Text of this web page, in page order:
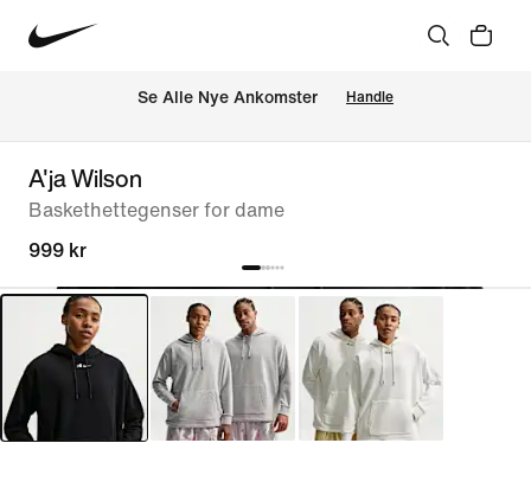
Se Alle Nye Ankomster Handle
A'ja Wilson
Baskethettegenser for dame
999 kr